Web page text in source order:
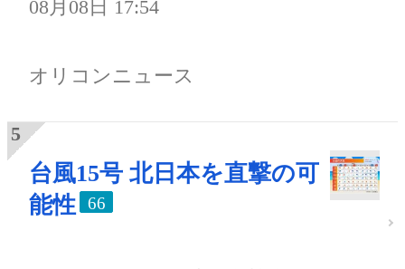
08月08日 17:54
オリコンニュース
台風15号 北日本を直撃の可
能性
66